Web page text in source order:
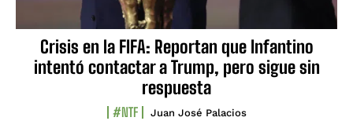
Crisis en la FIFA: Reportan que Infantino
intentó contactar a Trump, pero sigue sin
respuesta
#NTF Juan José Palacios